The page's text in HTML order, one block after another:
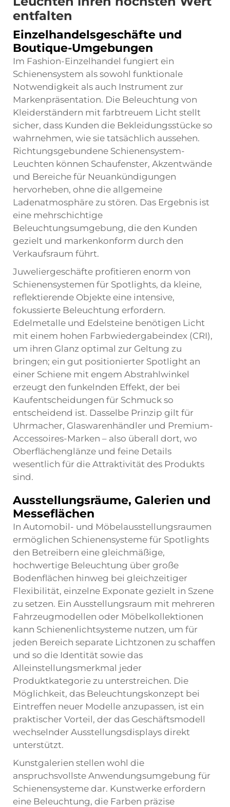
entfalten
Einzelhandelsgeschäfte und
Boutique-Umgebungen
Im Fashion-Einzelhandel fungiert ein
Schienensystem als sowohl funktionale
Notwendigkeit als auch Instrument zur
Markenpräsentation. Die Beleuchtung von
Kleiderständern mit farbtreuem Licht stellt
sicher, dass Kunden die Bekleidungsstücke so
wahrnehmen, wie sie tatsächlich aussehen.
Richtungsgebundene Schienensystem-
Leuchten können Schaufenster, Akzentwände
und Bereiche für Neuankündigungen
hervorheben, ohne die allgemeine
Ladenatmosphäre zu stören. Das Ergebnis ist
eine mehrschichtige
Beleuchtungsumgebung, die den Kunden
gezielt und markenkonform durch den
Verkaufsraum führt.
Juweliergeschäfte profitieren enorm von
Schienensystemen für Spotlights, da kleine,
reflektierende Objekte eine intensive,
fokussierte Beleuchtung erfordern.
Edelmetalle und Edelsteine benötigen Licht
mit einem hohen Farbwiedergabeindex (CRI),
um ihren Glanz optimal zur Geltung zu
bringen; ein gut positionierter Spotlight an
einer Schiene mit engem Abstrahlwinkel
erzeugt den funkelnden Effekt, der bei
Kaufentscheidungen für Schmuck so
entscheidend ist. Dasselbe Prinzip gilt für
Uhrmacher, Glaswarenhändler und Premium-
Accessoires-Marken – also überall dort, wo
Oberflächenglänze und feine Details
wesentlich für die Attraktivität des Produkts
sind.
Ausstellungsräume, Galerien und
Messeflächen
In Automobil- und Möbelausstellungsraumen
ermöglichen Schienensysteme für Spotlights
den Betreibern eine gleichmäßige,
hochwertige Beleuchtung über große
Bodenflächen hinweg bei gleichzeitiger
Flexibilität, einzelne Exponate gezielt in Szene
zu setzen. Ein Ausstellungsraum mit mehreren
Fahrzeugmodellen oder Möbelkollektionen
kann Schienenlichtsysteme nutzen, um für
jeden Bereich separate Lichtzonen zu schaffen
und so die Identität sowie das
Alleinstellungsmerkmal jeder
Produktkategorie zu unterstreichen. Die
Möglichkeit, das Beleuchtungskonzept bei
Eintreffen neuer Modelle anzupassen, ist ein
praktischer Vorteil, der das Geschäftsmodell
wechselnder Ausstellungsdisplays direkt
unterstützt.
Kunstgalerien stellen wohl die
anspruchsvollste Anwendungsumgebung für
Schienensysteme dar. Kunstwerke erfordern
eine Beleuchtung, die Farben präzise